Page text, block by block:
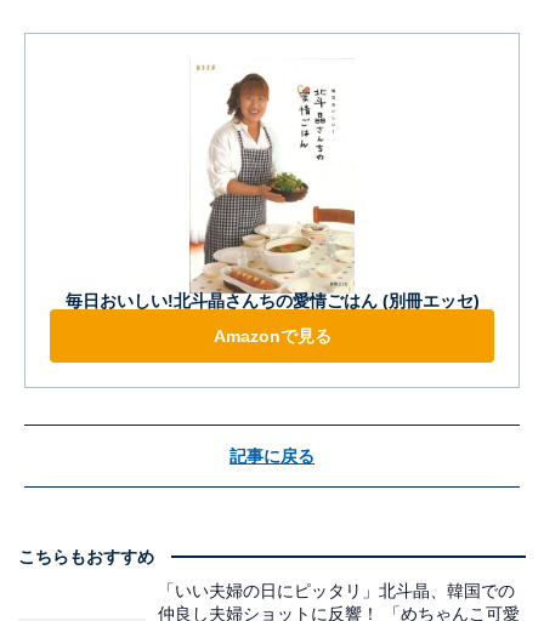
毎日おいしい!北斗晶さんちの愛情ごはん (別冊エッセ)
Amazonで見る
記事に戻る
こちらもおすすめ
「いい夫婦の日にピッタリ」北斗晶、韓国での
仲良し夫婦ショットに反響！ 「めちゃんこ可愛